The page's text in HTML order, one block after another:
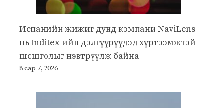
Испанийн жижиг дунд компани NaviLens
нь Inditex-ийн дэлгүүрүүдэд хүртээмжтэй
шошголыг нэвтрүүлж байна
8 сар 7, 2026